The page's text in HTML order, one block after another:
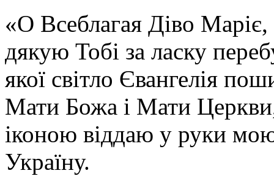
«О Всеблагая Діво
дякую Тобі за ласку
якої світло Євангелія
Мати Божа і Мати
іконою віддаю у руки
Україну.